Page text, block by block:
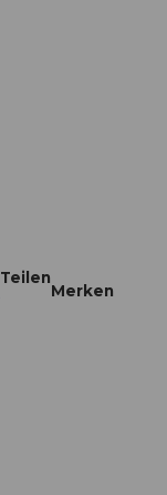
Teilen
Merken